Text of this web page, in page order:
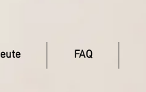
FAQ